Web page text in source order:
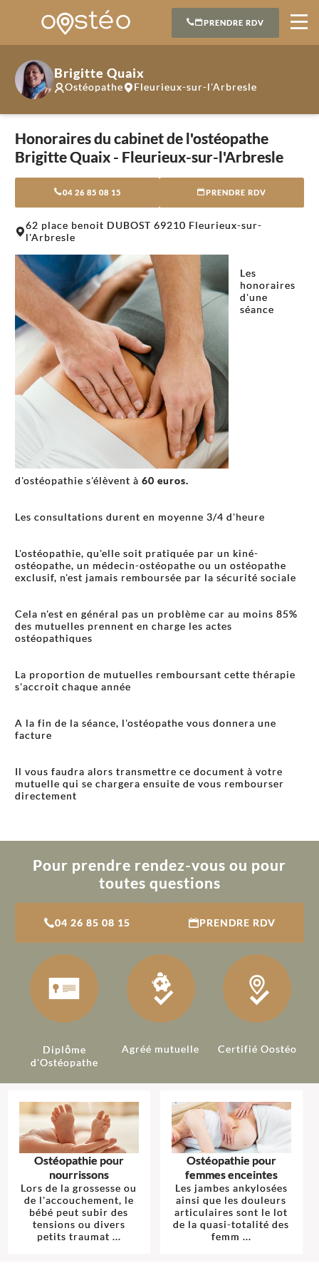
PRENDRE RDV
Brigitte Quaix
Ostéopathe Fleurieux-sur-l'Arbresle
Honoraires du cabinet de l'ostéopathe
Brigitte Quaix - Fleurieux-sur-l'Arbresle
04 26 85 08 15 PRENDRE RDV
+
−
62 place benoit DUBOST 69210 Fleurieux-sur-
l'Arbresle
Les
honoraires
d'une
séance
d'ostéopathie s'élèvent à 60 euros.
Les consultations durent en moyenne 3/4 d'heure
L'ostéopathie, qu'elle soit pratiquée par un kiné-
ostéopathe, un médecin-ostéopathe ou un ostéopathe
exclusif, n'est jamais remboursée par la sécurité sociale
Cela n'est en général pas un problème car au moins 85%
des mutuelles prennent en charge les actes
ostéopathiques
La proportion de mutuelles remboursant cette thérapie
s'accroit chaque année
A la fin de la séance, l'ostéopathe vous donnera une
facture
Il vous faudra alors transmettre ce document à votre
mutuelle qui se chargera ensuite de vous rembourser
directement
Pour prendre rendez-vous ou pour
toutes questions
04 26 85 08 15 PRENDRE RDV
Diplôme
d'Ostéopathe
Agréé mutuelle Certifié Oostéo
Ostéopathie pour
nourrissons
Lors de la grossesse ou
de l'accouchement, le
bébé peut subir des
tensions ou divers
petits traumat ...
Ostéopathie pour
femmes enceintes
Les jambes ankylosées
ainsi que les douleurs
articulaires sont le lot
de la quasi-totalité des
femm ...